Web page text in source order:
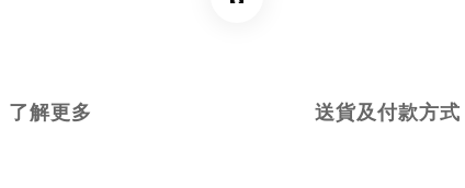
了解更多 送貨及付款方式